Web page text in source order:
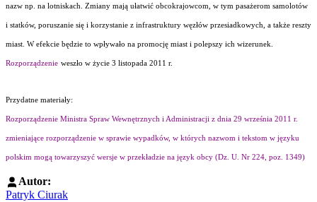
nazw np. na lotniskach. Zmiany mają ułatwić obcokrajowcom, w tym pasażerom samolotów
i statków, poruszanie się i korzystanie z infrastruktury węzłów przesiadkowych, a także reszty
miast. W efekcie będzie to wpływało na promocję miast i polepszy ich wizerunek.
Rozporządzenie weszło w życie 3 listopada 2011 r.
Przydatne materiały:
Rozporządzenie Ministra Spraw Wewnętrznych i Administracji z dnia 29 września 2011 r.
zmieniające rozporządzenie w sprawie wypadków, w których nazwom i tekstom w języku
polskim mogą towarzyszyć wersje w przekładzie na język obcy (Dz. U. Nr 224, poz. 1349)
Autor:
Patryk Ciurak